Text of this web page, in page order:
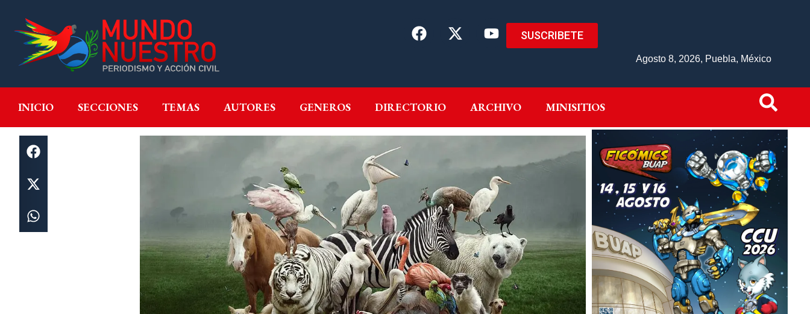
SUSCRIBETE
Agosto 8, 2026, Puebla, México
INICIO SECCIONES TEMAS AUTORES GENEROS DIRECTORIO ARCHIVO MINISITIOS
INICIO SECCIONES GENEROS DIRECTORIO ARCHIVO MINISITIOS